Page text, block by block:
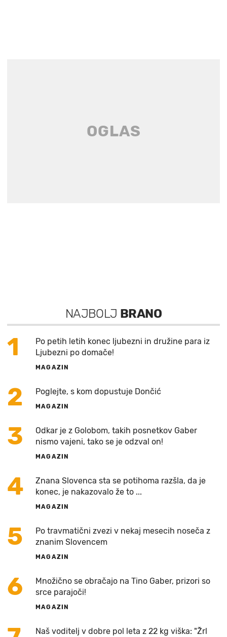
NAJBOLJ BRANO
1
Po petih letih konec ljubezni in družine para iz
Ljubezni po domače!
MAGAZIN
2 Poglejte, s kom dopustuje Dončić
MAGAZIN
3
Odkar je z Golobom, takih posnetkov Gaber
nismo vajeni, tako se je odzval on!
MAGAZIN
4
Znana Slovenca sta se potihoma razšla, da je
konec, je nakazovalo že to ...
MAGAZIN
5
Po travmatični zvezi v nekaj mesecih noseča z
znanim Slovencem
MAGAZIN
6
Množično se obračajo na Tino Gaber, prizori so
srce parajoči!
MAGAZIN
Naš voditelj v dobre pol leta z 22 kg viška: "Žrl